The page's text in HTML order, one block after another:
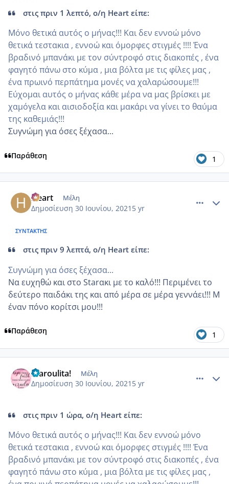
στις πριν 1 λεπτό, ο/η Heart είπε:
Μόνο θετικά αυτός ο μήνας!!! Και δεν εννοώ μόνο
θετικά τεστακια , εννοώ και όμορφες στιγμές !!!! Ένα
βραδινό μπανάκι με τον σύντροφό στις διακοπές , ένα
φαγητό πάνω στο κύμα , μια βόλτα με τις φίλες μας ,
ένα πρωινό περπάτημα μονές να χαλαρώσουμε!!!
Εύχομαι αυτός ο μήνας κάθε μέρα να μας βρίσκει με
χαμόγελα και αισιοδοξία και μακάρι να γίνει το θαύμα
της καθεμιάς!!!
Συγνώμη για όσες ξέχασα...
Παράθεση 1
Heart Μέλη
Δημοσίευση 30 Ιουνίου, 2021 5 yr
ΣΥΝΤΆΚΤΗΣ
στις πριν 9 λεπτά, ο/η Heart είπε:
Συγνώμη για όσες ξέχασα...
Να ευχηθώ και στο Starακι με το καλό!!! Περιμένει το
δεύτερο παιδάκι της και από μέρα σε μέρα γεννάει!!! Μ
έναν πόνο κορίτσι μου!!!
Παράθεση 1
Maroulita! Μέλη
Δημοσίευση 30 Ιουνίου, 2021 5 yr
στις πριν 1 ώρα, ο/η Heart είπε:
Μόνο θετικά αυτός ο μήνας!!! Και δεν εννοώ μόνο
θετικά τεστακια , εννοώ και όμορφες στιγμές !!!! Ένα
βραδινό μπανάκι με τον σύντροφό στις διακοπές , ένα
φαγητό πάνω στο κύμα , μια βόλτα με τις φίλες μας ,